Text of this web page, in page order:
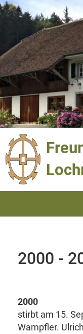
2000 -
2000
stirbt am 15.
Wampfler.